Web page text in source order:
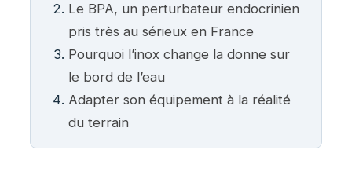
Le BPA, un perturbateur endocrinien
pris très au sérieux en France
Pourquoi l’inox change la donne sur
le bord de l’eau
Adapter son équipement à la réalité
du terrain